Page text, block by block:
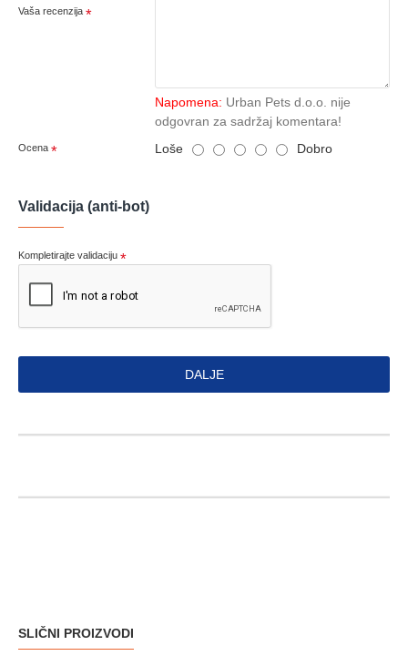
Vaša recenzija
Napomena: Urban Pets d.o.o. nije
odgovran za sadržaj komentara!
Ocena Loše Dobro
Validacija (anti-bot)
Kompletirajte validaciju
DALJE
SLIČNI PROIZVODI